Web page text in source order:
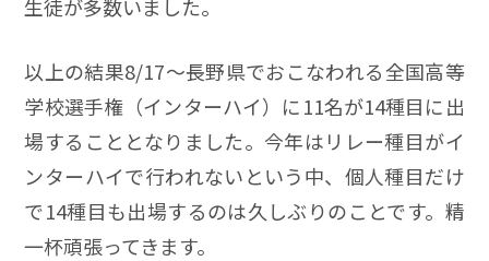
生徒が多数いました。
以上の結果8/17～長野県でおこなわれる全国高等
学校選手権（インターハイ）に11名が14種目に出
場することとなりました。今年はリレー種目がイ
ンターハイで行われないという中、個人種目だけ
で14種目も出場するのは久しぶりのことです。精
一杯頑張ってきます。